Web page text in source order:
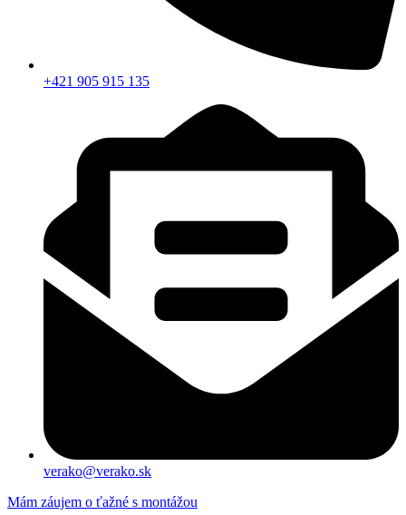
+421 905 915 135
verako@verako.sk
Mám záujem o ťažné s montážou